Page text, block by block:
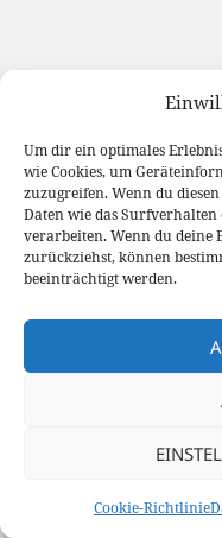
Um dir ein optimales
wie Cookies, um
zuzugreifen. Wenn du
Daten wie das Surfverhalten
verarbeiten. Wenn du
zurückziehst, können
beeinträchtigt werden.
Cookie-Richtlinie